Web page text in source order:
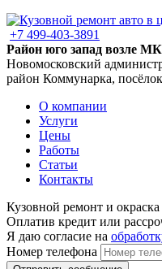
+7 499-403-3891
Район юго запад возле
Новомосковский
район Коммунарка,
О компании
Услуги
Цены
Работы
Статьи
Контакты
Кузовной ремонт и
Оплатив кредит или
Я даю согласие на
Номер телефона